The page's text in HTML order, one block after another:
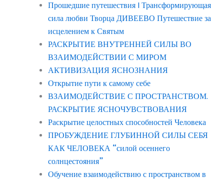
Прошедшие путешествия | Трансформирующая
сила любви Творца ДИВЕЕВО Путешествие за
исцелением к Святым
РАСКРЫТИЕ ВНУТРЕННЕЙ СИЛЫ ВО
ВЗАИМОДЕЙСТВИИ С МИРОМ
АКТИВИЗАЦИЯ ЯСНОЗНАНИЯ
Открытие пути к самому себе
ВЗАИМОДЕЙСТВИЕ С ПРОСТРАНСТВОМ.
РАСКРЫТИЕ ЯСНОЧУВСТВОВАНИЯ
Раскрытие целостных способностей Человека
ПРОБУЖДЕНИЕ ГЛУБИННОЙ СИЛЫ СЕБЯ
КАК ЧЕЛОВЕКА “силой осеннего
солнцестояния”
Обучение взаимодействию с пространством в